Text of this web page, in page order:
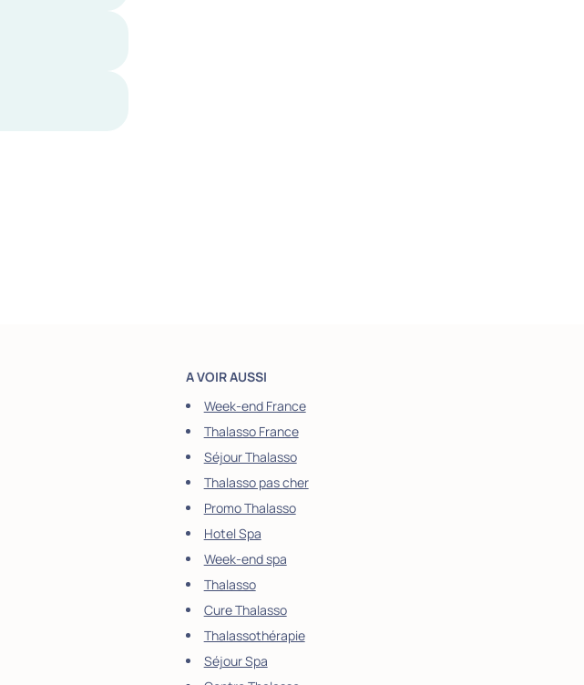
A VOIR AUSSI
Week-end France
Thalasso France
Séjour Thalasso
Thalasso pas cher
Promo Thalasso
Hotel Spa
Week-end spa
Thalasso
Cure Thalasso
Thalassothérapie
Séjour Spa